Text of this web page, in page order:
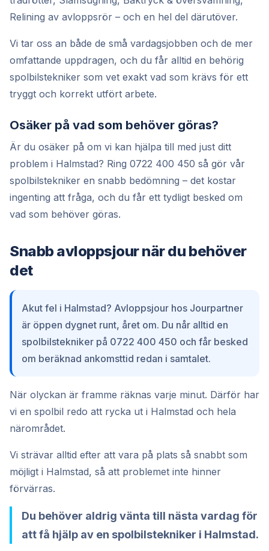
Relining av avloppsrör – och en hel del därutöver.
Vi tar oss an både de små vardagsjobben och de mer
omfattande uppdragen, och du får alltid en behörig
spolbilstekniker som vet exakt vad som krävs för ett
tryggt och korrekt utfört arbete.
Osäker på vad som behöver göras?
Är du osäker på om vi kan hjälpa till med just ditt
problem i Halmstad? Ring 0722 400 450 så gör vår
spolbilstekniker en snabb bedömning – det kostar
ingenting att fråga, och du får ett tydligt besked om
vad som behöver göras.
Snabb avloppsjour när du behöver
det
Akut fel i Halmstad? Avloppsjour hos Jourpartner
är öppen dygnet runt, året om. Du når alltid en
spolbilstekniker på 0722 400 450 och får besked
om beräknad ankomsttid redan i samtalet.
När olyckan är framme räknas varje minut. Därför har
vi en spolbil redo att rycka ut i Halmstad och hela
närområdet.
Vi strävar alltid efter att vara på plats så snabbt som
möjligt i Halmstad, så att problemet inte hinner
förvärras.
Du behöver aldrig vänta till nästa vardag för
att få hjälp av en spolbilstekniker i Halmstad.